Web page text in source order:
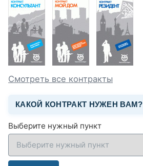
Смотреть все контракты
КАКОЙ КОНТРАКТ НУЖЕН ВАМ?
Выберите нужный пункт